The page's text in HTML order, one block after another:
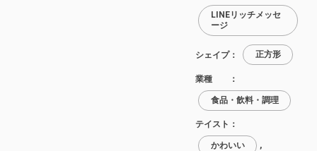
LINEリッチメッセ
ージ
シェイプ： 正方形
業種 ：
食品・飲料・調理
テイスト：
かわいい ,